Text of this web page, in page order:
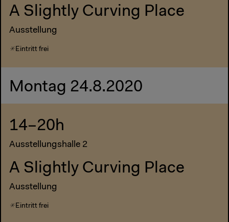
A Slightly Curving Place
Ausstellung
Eintritt frei
Montag 24.8.2020
14–20h
Ausstellungshalle 2
A Slightly Curving Place
Ausstellung
Eintritt frei